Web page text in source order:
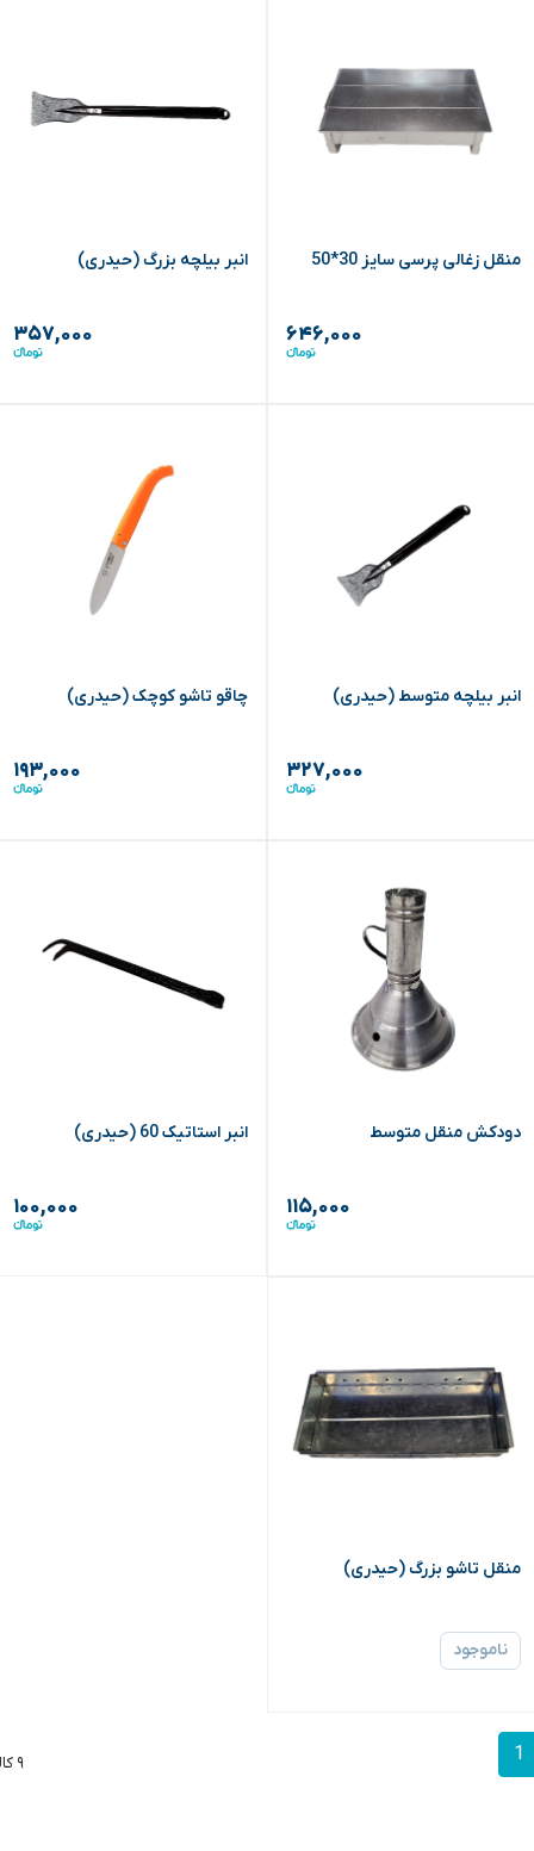
منقل زغالی پرسی سایز 30*50
۶۴۶,۰۰۰
انبر بیلچه بزرگ (حیدری)
۳۵۷,۰۰۰
انبر بیلچه متوسط (حیدری)
۳۲۷,۰۰۰
چاقو تاشو کوچک (حیدری)
۱۹۳,۰۰۰
دودکش منقل متوسط
۱۱۵,۰۰۰
انبر استاتیک 60 (حیدری)
۱۰۰,۰۰۰
منقل تاشو بزرگ (حیدری)
ناموجود
1 ۹ کالا